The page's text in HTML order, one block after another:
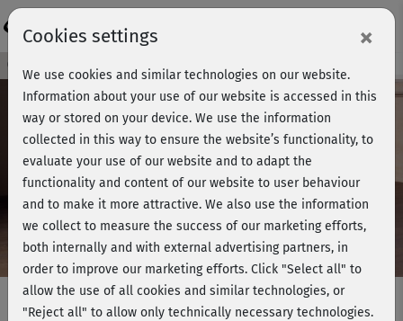
Play
Video
Course preview - join now!
Cookies settings ×
We use cookies and similar technologies on our website.
Information about your use of our website is accessed in this
way or stored on your device. We use the information
collected in this way to ensure the website’s functionality, to
evaluate your use of our website and to adapt the
functionality and content of our website to user behaviour
and to make it more attractive. We also use the information
we collect to measure the success of our marketing efforts,
both internally and with external advertising partners, in
order to improve our marketing efforts. Click "Select all" to
allow the use of all cookies and similar technologies, or
"Reject all" to allow only technically necessary technologies.